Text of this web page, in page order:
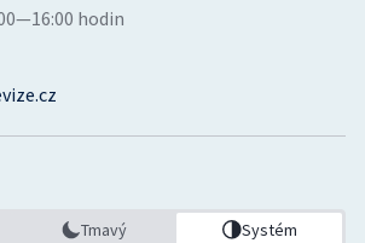
hodin
Tmavý Systém